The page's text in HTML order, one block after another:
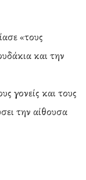
«τους
και την
γονείς και τους
την αίθουσα